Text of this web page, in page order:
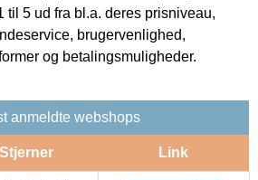
til 5 ud fra bl.a. deres prisniveau,
brugervenlighed,
og betalingsmuligheder.
anmeldte webshops
Stjerner Link